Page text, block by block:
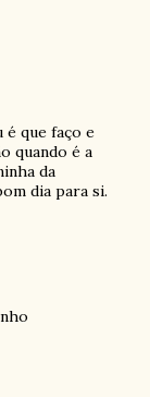
que faço e
quando é a
da
dia para si.